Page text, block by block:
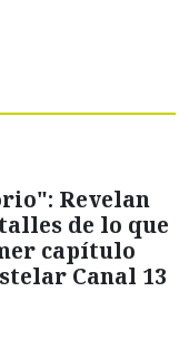
Revelan
de lo que
capítulo
Canal 13